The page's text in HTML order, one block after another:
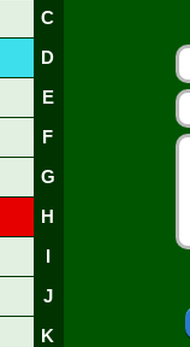
C
D
E
F
G
H
J
K